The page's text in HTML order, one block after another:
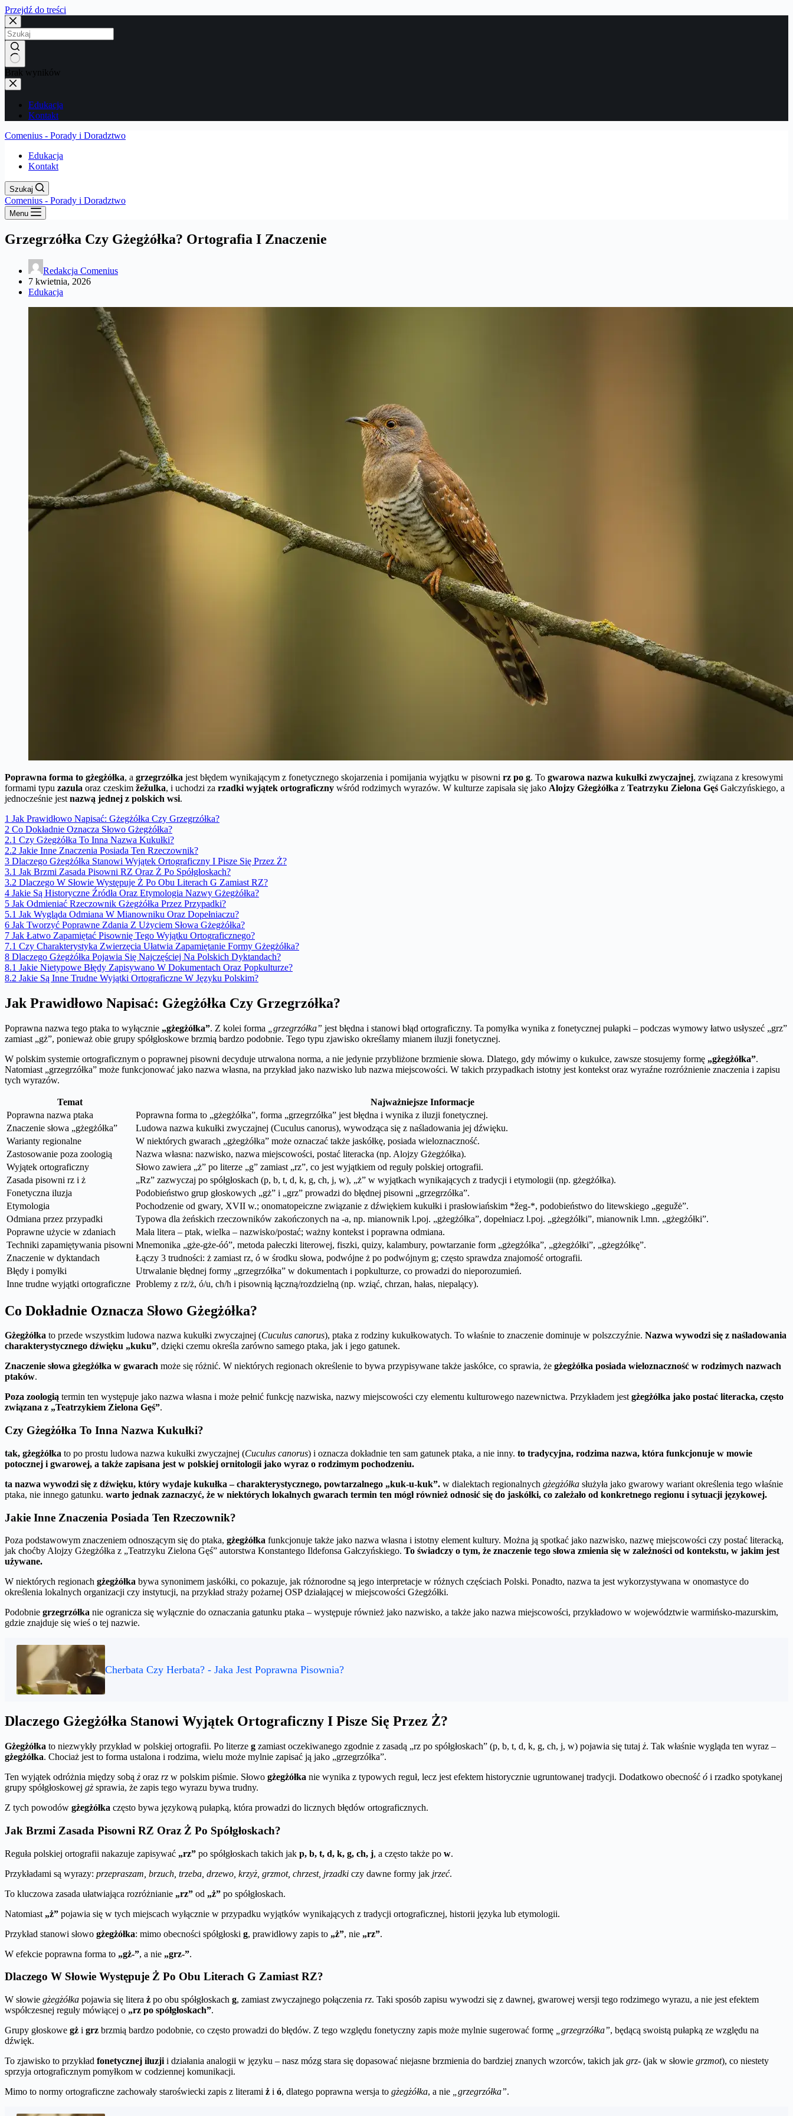
Przejdź do treści
Brak wyników
Edukacja
Kontakt
Comenius - Porady i Doradztwo
Edukacja
Kontakt
Szukaj
Comenius - Porady i Doradztwo
Menu
Grzegrzółka Czy Gżegżółka? Ortografia I Znaczenie
Redakcja Comenius
7 kwietnia, 2026
Edukacja
Poprawna forma to gżegżółka, a grzegrzółka jest błędem wynikającym z fonetycznego skojarzenia i pomijania wyjątku w pisowni rz po g. To gwarowa nazwa kukułki zwyczajnej, związana z kresowymi
formami typu zazula oraz czeskim žežulka, i uchodzi za rzadki wyjątek ortograficzny wśród rodzimych wyrazów. W kulturze zapisała się jako Alojzy Gżegżółka z Teatrzyku Zielona Gęś Gałczyńskiego, a
jednocześnie jest nazwą jednej z polskich wsi.
1 Jak Prawidłowo Napisać: Gżegżółka Czy Grzegrzółka?
2 Co Dokładnie Oznacza Słowo Gżegżółka?
2.1 Czy Gżegżółka To Inna Nazwa Kukułki?
2.2 Jakie Inne Znaczenia Posiada Ten Rzeczownik?
3 Dlaczego Gżegżółka Stanowi Wyjątek Ortograficzny I Pisze Się Przez Ż?
3.1 Jak Brzmi Zasada Pisowni RZ Oraz Ż Po Spółgłoskach?
3.2 Dlaczego W Słowie Występuje Ż Po Obu Literach G Zamiast RZ?
4 Jakie Są Historyczne Źródła Oraz Etymologia Nazwy Gżegżółka?
5 Jak Odmieniać Rzeczownik Gżegżółka Przez Przypadki?
5.1 Jak Wygląda Odmiana W Mianowniku Oraz Dopełniaczu?
6 Jak Tworzyć Poprawne Zdania Z Użyciem Słowa Gżegżółka?
7 Jak Łatwo Zapamiętać Pisownię Tego Wyjątku Ortograficznego?
7.1 Czy Charakterystyka Zwierzęcia Ułatwia Zapamiętanie Formy Gżegżółka?
8 Dlaczego Gżegżółka Pojawia Się Najczęściej Na Polskich Dyktandach?
8.1 Jakie Nietypowe Błędy Zapisywano W Dokumentach Oraz Popkulturze?
8.2 Jakie Są Inne Trudne Wyjątki Ortograficzne W Języku Polskim?
Jak Prawidłowo Napisać: Gżegżółka Czy Grzegrzółka?
Poprawna nazwa tego ptaka to wyłącznie „gżegżółka”. Z kolei forma „grzegrzółka” jest błędna i stanowi błąd ortograficzny. Ta pomyłka wynika z fonetycznej pułapki – podczas wymowy łatwo usłyszeć „grz”
zamiast „gż”, ponieważ obie grupy spółgłoskowe brzmią bardzo podobnie. Tego typu zjawisko określamy mianem iluzji fonetycznej.
W polskim systemie ortograficznym o poprawnej pisowni decyduje utrwalona norma, a nie jedynie przybliżone brzmienie słowa. Dlatego, gdy mówimy o kukułce, zawsze stosujemy formę „gżegżółka”.
Natomiast „grzegrzółka” może funkcjonować jako nazwa własna, na przykład jako nazwisko lub nazwa miejscowości. W takich przypadkach istotny jest kontekst oraz wyraźne rozróżnienie znaczenia i zapisu
tych wyrazów.
Temat
Najważniejsze Informacje
Poprawna nazwa ptaka
Poprawna forma to „gżegżółka”, forma „grzegrzółka” jest błędna i wynika z iluzji fonetycznej.
Znaczenie słowa „gżegżółka”
Ludowa nazwa kukułki zwyczajnej (Cuculus canorus), wywodząca się z naśladowania jej dźwięku.
Warianty regionalne
W niektórych gwarach „gżegżółka” może oznaczać także jaskółkę, posiada wieloznaczność.
Zastosowanie poza zoologią
Nazwa własna: nazwisko, nazwa miejscowości, postać literacka (np. Alojzy Gżegżółka).
Wyjątek ortograficzny
Słowo zawiera „ż” po literze „g” zamiast „rz”, co jest wyjątkiem od reguły polskiej ortografii.
Zasada pisowni rz i ż
„Rz” zazwyczaj po spółgłoskach (p, b, t, d, k, g, ch, j, w), „ż” w wyjątkach wynikających z tradycji i etymologii (np. gżegżółka).
Fonetyczna iluzja
Podobieństwo grup głoskowych „gż” i „grz” prowadzi do błędnej pisowni „grzegrzółka”.
Etymologia
Pochodzenie od gwary, XVII w.; onomatopeiczne związanie z dźwiękiem kukułki i prasłowiańskim *žeg-*, podobieństwo do litewskiego „gegužė”.
Odmiana przez przypadki
Typowa dla żeńskich rzeczowników zakończonych na -a, np. mianownik l.poj. „gżegżółka”, dopełniacz l.poj. „gżegżółki”, mianownik l.mn. „gżegżółki”.
Poprawne użycie w zdaniach
Mała litera – ptak, wielka – nazwisko/postać; ważny kontekst i poprawna odmiana.
Techniki zapamiętywania pisowni Mnemonika „gże-gże-óó”, metoda pałeczki literowej, fiszki, quizy, kalambury, powtarzanie form „gżegżółka”, „gżegżółki”, „gżegżółkę”.
Znaczenie w dyktandach
Łączy 3 trudności: ż zamiast rz, ó w środku słowa, podwójne ż po podwójnym g; często sprawdza znajomość ortografii.
Błędy i pomyłki
Utrwalanie błędnej formy „grzegrzółka” w dokumentach i popkulturze, co prowadzi do nieporozumień.
Inne trudne wyjątki ortograficzne Problemy z rz/ż, ó/u, ch/h i pisownią łączną/rozdzielną (np. wziąć, chrzan, hałas, niepalący).
Co Dokładnie Oznacza Słowo Gżegżółka?
Gżegżółka to przede wszystkim ludowa nazwa kukułki zwyczajnej (Cuculus canorus), ptaka z rodziny kukułkowatych. To właśnie to znaczenie dominuje w polszczyźnie. Nazwa wywodzi się z naśladowania
charakterystycznego dźwięku „kuku”, dzięki czemu określa zarówno samego ptaka, jak i jego gatunek.
Znaczenie słowa gżegżółka w gwarach może się różnić. W niektórych regionach określenie to bywa przypisywane także jaskółce, co sprawia, że gżegżółka posiada wieloznaczność w rodzimych nazwach
ptaków.
Poza zoologią termin ten występuje jako nazwa własna i może pełnić funkcję nazwiska, nazwy miejscowości czy elementu kulturowego nazewnictwa. Przykładem jestgżegżółka jako postać literacka, często
związana z „Teatrzykiem Zielona Gęś”.
Czy Gżegżółka To Inna Nazwa Kukułki?
tak, gżegżółka to po prostu ludowa nazwa kukułki zwyczajnej (Cuculus canorus) i oznacza dokładnie ten sam gatunek ptaka, a nie inny. to tradycyjna, rodzima nazwa, która funkcjonuje w mowie
potocznej i gwarowej, a także zapisana jest w polskiej ornitologii jako wyraz o rodzimym pochodzeniu.
ta nazwa wywodzi się z dźwięku, który wydaje kukułka – charakterystycznego, powtarzalnego „kuk-u-kuk”. w dialektach regionalnych gżegżółka służyła jako gwarowy wariant określenia tego właśnie
ptaka, nie innego gatunku. warto jednak zaznaczyć, że w niektórych lokalnych gwarach termin ten mógł również odnosić się do jaskółki, co zależało od konkretnego regionu i sytuacji językowej.
Jakie Inne Znaczenia Posiada Ten Rzeczownik?
Poza podstawowym znaczeniem odnoszącym się do ptaka, gżegżółka funkcjonuje także jako nazwa własna i istotny element kultury. Można ją spotkać jako nazwisko, nazwę miejscowości czy postać literacką,
jak choćby Alojzy Gżegżółka z „Teatrzyku Zielona Gęś” autorstwa Konstantego Ildefonsa Gałczyńskiego. To świadczy o tym, że znaczenie tego słowa zmienia się w zależności od kontekstu, w jakim jest
używane.
W niektórych regionach gżegżółka bywa synonimem jaskółki, co pokazuje, jak różnorodne są jego interpretacje w różnych częściach Polski. Ponadto, nazwa ta jest wykorzystywana w onomastyce do
określenia lokalnych organizacji czy instytucji, na przykład straży pożarnej OSP działającej w miejscowości Gżegżółki.
Podobnie grzegrzółka nie ogranicza się wyłącznie do oznaczania gatunku ptaka – występuje również jako nazwisko, a także jako nazwa miejscowości, przykładowo w województwie warmińsko-mazurskim,
gdzie znajduje się wieś o tej nazwie.
Cherbata Czy Herbata? - Jaka Jest Poprawna Pisownia?
Dlaczego Gżegżółka Stanowi Wyjątek Ortograficzny I Pisze Się Przez Ż?
Gżegżółka to niezwykły przykład w polskiej ortografii. Po literze g zamiast oczekiwanego zgodnie z zasadą „rz po spółgłoskach” (p, b, t, d, k, g, ch, j, w) pojawia się tutaj ż. Tak właśnie wygląda ten wyraz –
gżegżółka. Chociaż jest to forma ustalona i rodzima, wielu może mylnie zapisać ją jako „grzegrzółka”.
Ten wyjątek odróżnia między sobą ż oraz rz w polskim piśmie. Słowo gżegżółka nie wynika z typowych reguł, lecz jest efektem historycznie ugruntowanej tradycji. Dodatkowo obecność ó i rzadko spotykanej
grupy spółgłoskowej gż sprawia, że zapis tego wyrazu bywa trudny.
Z tych powodów gżegżółka często bywa językową pułapką, która prowadzi do licznych błędów ortograficznych.
Jak Brzmi Zasada Pisowni RZ Oraz Ż Po Spółgłoskach?
Reguła polskiej ortografii nakazuje zapisywać „rz” po spółgłoskach takich jak p, b, t, d, k, g, ch, j, a często także po w.
Przykładami są wyrazy: przepraszam, brzuch, trzeba, drzewo, krzyż, grzmot, chrzest, jrzadki czy dawne formy jak jrzeć.
To kluczowa zasada ułatwiająca rozróżnianie „rz” od „ż” po spółgłoskach.
Natomiast „ż” pojawia się w tych miejscach wyłącznie w przypadku wyjątków wynikających z tradycji ortograficznej, historii języka lub etymologii.
Przykład stanowi słowo gżegżółka: mimo obecności spółgłoski g, prawidłowy zapis to „ż”, nie „rz”.
W efekcie poprawna forma to „gż-”, a nie „grz-”.
Dlaczego W Słowie Występuje Ż Po Obu Literach G Zamiast RZ?
W słowie gżegżółka pojawia się litera ż po obu spółgłoskach g, zamiast zwyczajnego połączenia rz. Taki sposób zapisu wywodzi się z dawnej, gwarowej wersji tego rodzimego wyrazu, a nie jest efektem
współczesnej reguły mówiącej o „rz po spółgłoskach”.
Grupy głoskowe gż i grz brzmią bardzo podobnie, co często prowadzi do błędów. Z tego względu fonetyczny zapis może mylnie sugerować formę „grzegrzółka”, będącą swoistą pułapką ze względu na
dźwięk.
To zjawisko to przykład fonetycznej iluzji i działania analogii w języku – nasz mózg stara się dopasować niejasne brzmienia do bardziej znanych wzorców, takich jak grz- (jak w słowie grzmot), co niestety
sprzyja ortograficznym pomyłkom w codziennej komunikacji.
Mimo to normy ortograficzne zachowały staroświecki zapis z literami ż i ó, dlatego poprawna wersja to gżegżółka, a nie „grzegrzółka”.